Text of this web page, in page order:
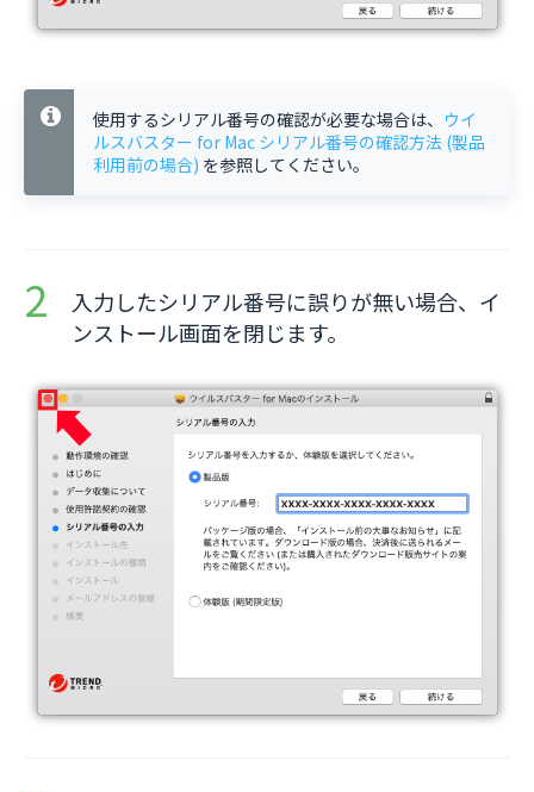
使用するシリアル番号の確認が必要な場合は、 ウイ
ルスバスター for Mac シリアル番号の確認方法 (製品
利用前の場合) を参照してください。
入力したシリアル番号に誤りが無い場合、イ
ンストール画面を閉じます。